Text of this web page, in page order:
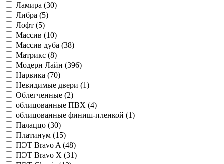
Ламира (30)
Либра (5)
Лофт (5)
Массив (10)
Массив дуба (38)
Матрикс (8)
Модерн Лайн (396)
Нарвика (70)
Невидимые двери (1)
Облегченные (2)
облицованные ПВХ (4)
облицованные финиш-пленкой (1)
Палаццо (30)
Платинум (15)
ПЭТ Bravo A (48)
ПЭТ Bravo X (31)